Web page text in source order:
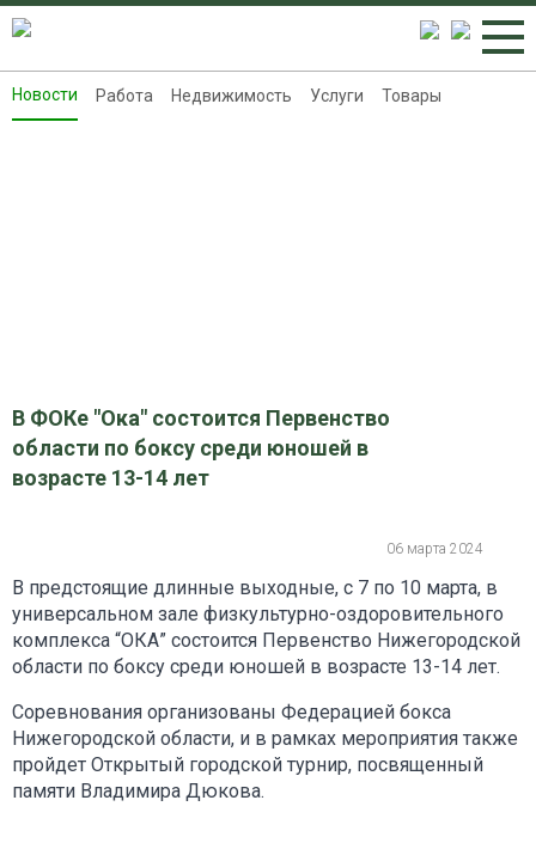
Новости
Новости Работа Недвижимость Услуги Товары
В ФОКе "Ока" состоится Первенство
области по боксу среди юношей в
возрасте 13-14 лет
06 марта 2024
В предстоящие длинные выходные, с 7 по 10 марта, в
универсальном зале физкультурно-оздоровительного
комплекса “ОКА” состоится Первенство Нижегородской
области по боксу среди юношей в возрасте 13-14 лет.
Соревнования организованы Федерацией бокса
Нижегородской области, и в рамках мероприятия также
пройдет Открытый городской турнир, посвященный
памяти Владимира Дюкова.